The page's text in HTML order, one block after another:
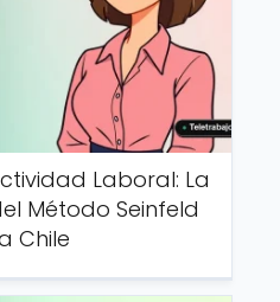
Laboral: La
Método Seinfeld
Chile